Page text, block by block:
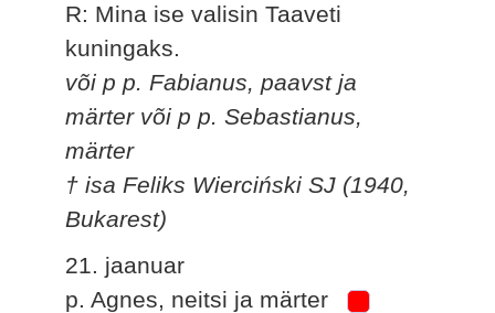
R: Mina ise valisin Taaveti
kuningaks.
või p p. Fabianus, paavst ja
märter või p p. Sebastianus,
märter
† isa Feliks Wierciński SJ (1940,
Bukarest)
21. jaanuar
p. Agnes, neitsi ja märter